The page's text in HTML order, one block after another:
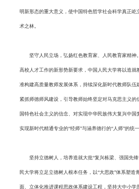
明新形态的重大意义，使中国特色哲学社会科学真正屹
术之林。
坚守人民立场，弘扬红色教育家、人民教育家精神
高校人才工作的新形势新要求，中国人民大学将以造就
准构建高质量教师发展体系，持续深化新时代教师队伍
紧抓师德师风建设，引导教师始终坚定对马克思主义的
国特色社会主义的信念、对实现中华民族伟大复兴中国
实现新时代精通专业的“经师”与涵养德行的“人师”的统一
坚持立德树人，培养造就大批“复兴栋梁、强国先锋
民大学将立足立德树人根本任务，以“大思政”体系塑造
面、立体化推进课程思政体系建设工程，坚持大中小学